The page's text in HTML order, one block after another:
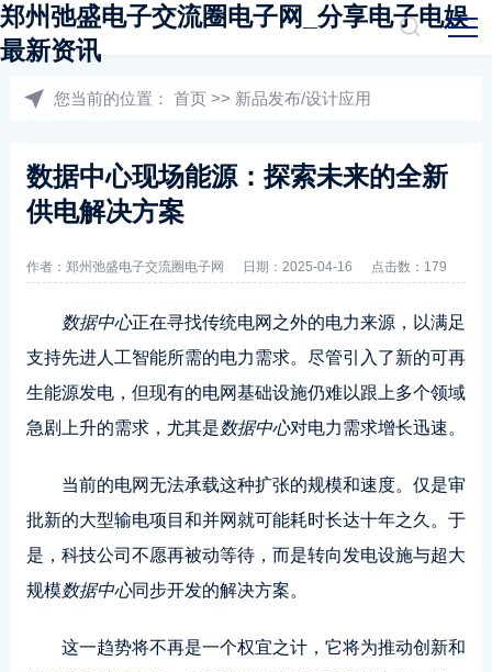
郑州弛盛电子交流圈电子网_分享电子电娱
最新资讯
您当前的位置： 首页 >> 新品发布/设计应用
数据中心现场能源：探索未来的全新
供电解决方案
作者：郑州弛盛电子交流圈电子网 日期：2025-04-16 点击数：179
数据中心正在寻找传统电网之外的电力来源，以满足
支持先进人工智能所需的电力需求。尽管引入了新的可再
生能源发电，但现有的电网基础设施仍难以跟上多个领域
急剧上升的需求，尤其是数据中心对电力需求增长迅速。
当前的电网无法承载这种扩张的规模和速度。仅是审
批新的大型输电项目和并网就可能耗时长达十年之久。于
是，科技公司不愿再被动等待，而是转向发电设施与超大
规模数据中心同步开发的解决方案。
这一趋势将不再是一个权宜之计，它将为推动创新和